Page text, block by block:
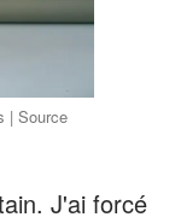
| Source
J'ai forcé